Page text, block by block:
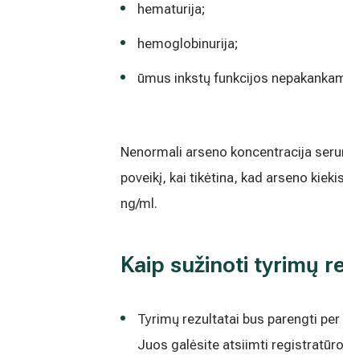
hematurija;
hemoglobinurija;
ūmus inkstų funkcijos
Nenormali arseno koncentracija
poveikį, kai tikėtina, kad arseno
ng/ml.
Kaip sužinoti tyrimų
Tyrimų rezultatai bus parengti per
Juos galėsite atsiimti